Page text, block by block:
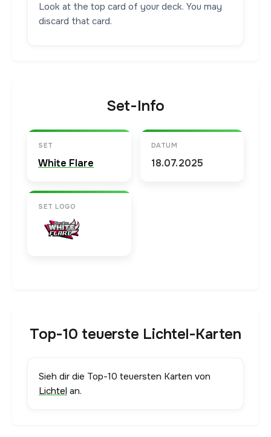
Look at the top card of your deck. You may
discard that card.
Set-Info
SET
White Flare
DATUM
18.07.2025
SET LOGO
Top-10 teuerste Lichtel-Karten
Sieh dir die Top-10 teuersten Karten von
Lichtel an.